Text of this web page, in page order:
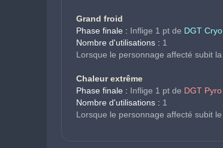
Grand froid
Phase finale : Inflige 1 pt de DGT Cryo
Nombre d'utilisations : 1
Lorsque le personnage affecté subit la
Chaleur extrême
Phase finale : Inflige 1 pt de DGT Pyro
Nombre d'utilisations : 1
Lorsque le personnage affecté subit le